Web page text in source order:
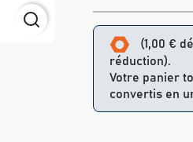
(1,00 €
réduction).
Votre panier
convertis en